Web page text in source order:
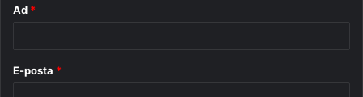
Ad *
E-posta *